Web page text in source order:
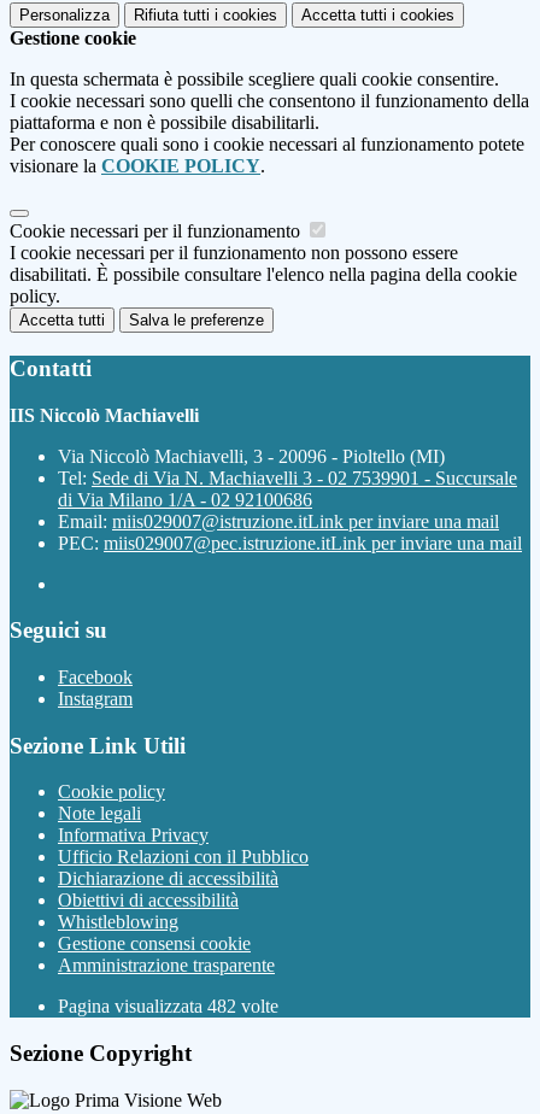
Personalizza Rifiuta tutti i cookies Accetta tutti i cookies
Gestione cookie
In questa schermata è possibile scegliere quali cookie consentire.
I cookie necessari sono quelli che consentono il funzionamento della
piattaforma e non è possibile disabilitarli.
Per conoscere quali sono i cookie necessari al funzionamento potete
visionare la COOKIE POLICY.
Cookie necessari per il funzionamento
I cookie necessari per il funzionamento non possono essere
disabilitati. È possibile consultare l'elenco nella pagina della cookie
policy.
Accetta tutti Salva le preferenze
Contatti
IIS Niccolò Machiavelli
Via Niccolò Machiavelli, 3 - 20096 - Pioltello (MI)
Tel: Sede di Via N. Machiavelli 3 - 02 7539901 - Succursale
di Via Milano 1/A - 02 92100686
Email: miis029007@istruzione.itLink per inviare una mail
PEC: miis029007@pec.istruzione.itLink per inviare una mail
Seguici su
Facebook
Instagram
Sezione Link Utili
Cookie policy
Note legali
Informativa Privacy
Ufficio Relazioni con il Pubblico
Dichiarazione di accessibilità
Obiettivi di accessibilità
Whistleblowing
Gestione consensi cookie
Amministrazione trasparente
Pagina visualizzata 482 volte
Sezione Copyright